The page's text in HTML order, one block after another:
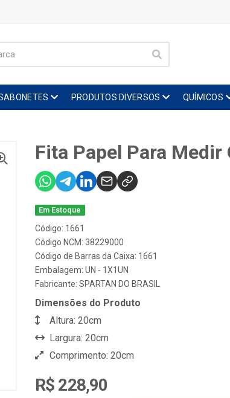
PRODUTOS DIVERSOS QUÍMICOS
Fita Papel Para Medir
Em Estoque
Código: 1661
Código NCM: 38229000
Código de Barras da Caixa: 1661
Embalagem: UN - 1X1UN
Fabricante: SPARTAN DO BRASIL
Dimensões do Produto
Altura: 20cm
Largura: 20cm
Comprimento: 20cm
R$ 228,90